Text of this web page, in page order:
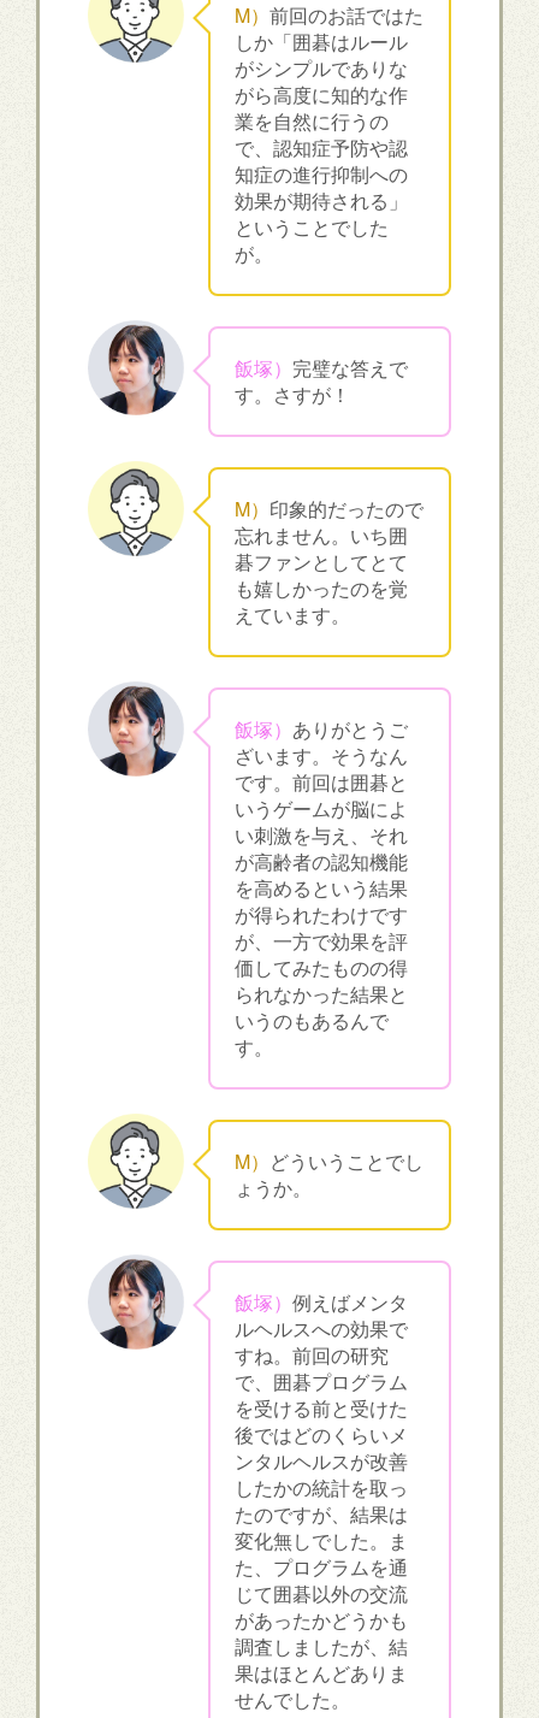
M） 前回のお話ではた
しか「囲碁はルール
がシンプルでありな
がら高度に知的な作
業を自然に行うの
で、認知症予防や認
知症の進行抑制への
効果が期待される」
ということでした
が。
飯塚） 完璧な答えで
す。さすが！
M） 印象的だったので
忘れません。いち囲
碁ファンとしてとて
も嬉しかったのを覚
えています。
飯塚） ありがとうご
ざいます。そうなん
です。前回は囲碁と
いうゲームが脳によ
い刺激を与え、それ
が高齢者の認知機能
を高めるという結果
が得られたわけです
が、一方で効果を評
価してみたものの得
られなかった結果と
いうのもあるんで
す。
M） どういうことでし
ょうか。
飯塚） 例えばメンタ
ルヘルスへの効果で
すね。前回の研究
で、囲碁プログラム
を受ける前と受けた
後ではどのくらいメ
ンタルヘルスが改善
したかの統計を取っ
たのですが、結果は
変化無しでした。ま
た、プログラムを通
じて囲碁以外の交流
があったかどうかも
調査しましたが、結
果はほとんどありま
せんでした。